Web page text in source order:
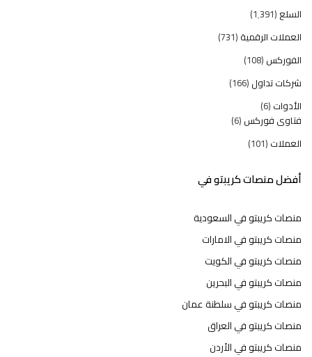
السلع (1٬391)
العملات الرقمية (731)
الفوركس (108)
شركات تداول (166)
الأدوات (6)
فتاوى فوركس (6)
العملات (101)
أفضل منصات كريبتو في
منصات كريبتو في السعودية
منصات كريبتو في الامارات
منصات كريبتو في الكويت
منصات كريبتو في البحرين
منصات كريبتو في سلطنة عمان
منصات كريبتو في العراق
منصات كريبتو في الأردن